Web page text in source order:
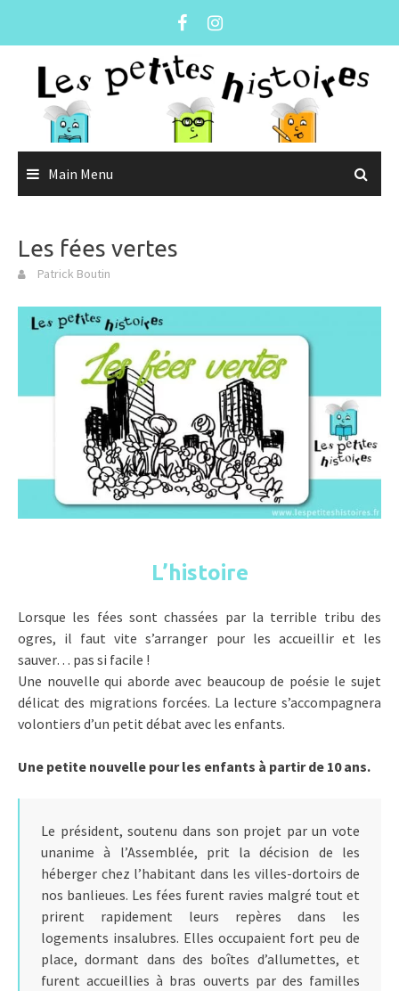
Main Menu
Les fées vertes
Patrick Boutin
L’histoire
Lorsque les fées sont chassées par la terrible tribu des
ogres, il faut vite s’arranger pour les accueillir et les
sauver… pas si facile !
Une nouvelle qui aborde avec beaucoup de poésie le sujet
délicat des migrations forcées. La lecture s’accompagnera
volontiers d’un petit débat avec les enfants.
Une petite nouvelle pour les enfants à partir de 10 ans.
Le président, soutenu dans son projet par un vote
unanime à l’Assemblée, prit la décision de les
héberger chez l’habitant dans les villes-dortoirs de
nos banlieues. Les fées furent ravies malgré tout et
prirent rapidement leurs repères dans les
logements insalubres. Elles occupaient fort peu de
place, dormant dans des boîtes d’allumettes, et
furent accueillies à bras ouverts par des familles